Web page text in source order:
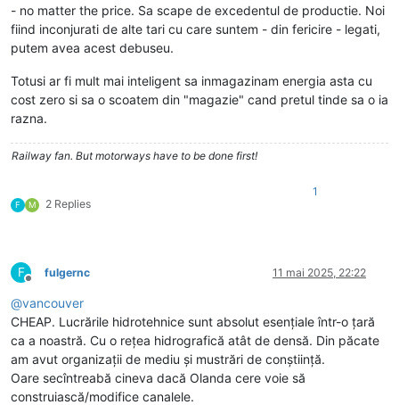
- no matter the price. Sa scape de excedentul de productie. Noi
fiind inconjurati de alte tari cu care suntem - din fericire - legati,
putem avea acest debuseu.
Totusi ar fi mult mai inteligent sa inmagazinam energia asta cu
cost zero si sa o scoatem din "magazie" cand pretul tinde sa o ia
razna.
Railway fan. But motorways have to be done first!
F M 2 Replies
1
F
Deconectat
fulgernc 11 mai 2025, 22:22
@vancouver
CHEAP. Lucrările hidrotehnice sunt absolut esențiale într-o țară
ca a noastră. Cu o rețea hidrografică atât de densă. Din păcate
am avut organizații de mediu și mustrări de conștiință.
Oare secîntreabă cineva dacă Olanda cere voie să
construiască/modifice canalele.